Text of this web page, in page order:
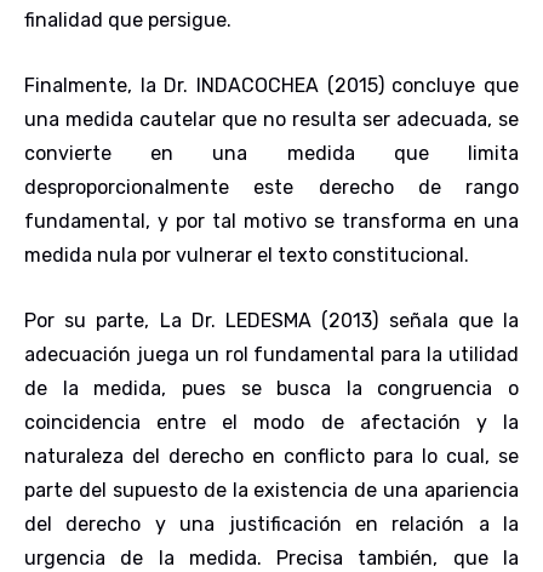
finalidad que persigue.
Finalmente, la Dr. INDACOCHEA (2015) concluye que
una medida cautelar que no resulta ser adecuada, se
convierte en una medida que limita
desproporcionalmente este derecho de rango
fundamental, y por tal motivo se transforma en una
medida nula por vulnerar el texto constitucional.
Por su parte, La Dr. LEDESMA (2013) señala que la
adecuación juega un rol fundamental para la utilidad
de la medida, pues se busca la congruencia o
coincidencia entre el modo de afectación y la
naturaleza del derecho en conflicto para lo cual, se
parte del supuesto de la existencia de una apariencia
del derecho y una justificación en relación a la
urgencia de la medida. Precisa también, que la